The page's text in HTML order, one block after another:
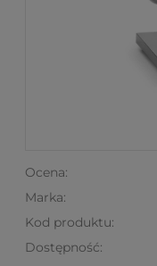
Ocena:
Marka:
Kod produktu:
Dostępność: